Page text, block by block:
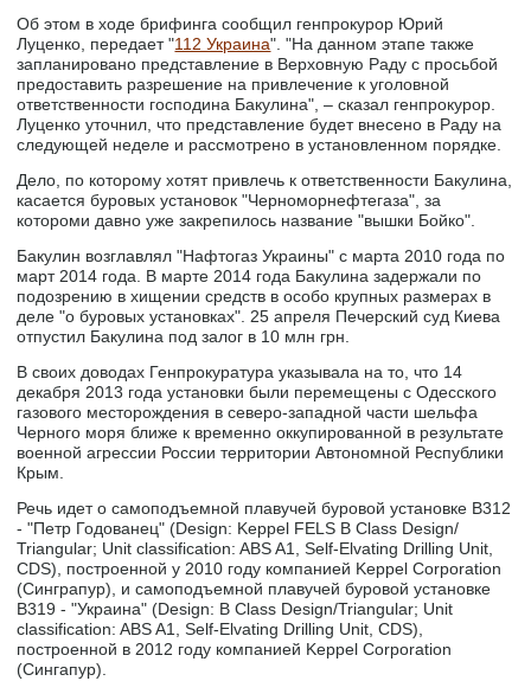
Об этом в ходе брифинга сообщил генпрокурор Юрий
Луценко, передает "112 Украина". "На данном этапе также
запланировано представление в Верховную Раду с просьбой
предоставить разрешение на привлечение к уголовной
ответственности господина Бакулина", – сказал генпрокурор.
Луценко уточнил, что представление будет внесено в Раду на
следующей неделе и рассмотрено в установленном порядке.
Дело, по которому хотят привлечь к ответственности Бакулина,
касается буровых установок "Черноморнефтегаза", за
котороми давно уже закрепилось название "вышки Бойко".
Бакулин возглавлял "Нафтогаз Украины" с марта 2010 года по
март 2014 года. В марте 2014 года Бакулина задержали по
подозрению в хищении средств в особо крупных размерах в
деле "о буровых установках". 25 апреля Печерский суд Киева
отпустил Бакулина под залог в 10 млн грн.
В своих доводах Генпрокуратура указывала на то, что 14
декабря 2013 года установки были перемещены с Одесского
газового месторождения в северо-западной части шельфа
Черного моря ближе к временно оккупированной в результате
военной агрессии России территории Автономной Республики
Крым.
Речь идет о самоподъемной плавучей буровой установке В312
- "Петр Годованец" (Design: Keppel FELS В Class Design/
Triangular; Unit classification: ABS A1, Self-Elvating Drilling Unit,
CDS), построенной у 2010 году компанией Keppel Corporation
(Синграпур), и самоподъемной плавучей буровой установке
В319 - "Украина" (Design: В Class Design/Triangular; Unit
classification: ABS A1, Self-Elvating Drilling Unit, CDS),
построенной в 2012 году компанией Keppel Corporation
(Сингапур).